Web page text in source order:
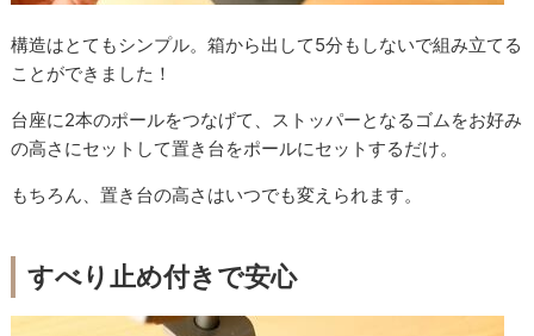
構造はとてもシンプル。箱から出して5分もしないで組み立てる
ことができました！
台座に2本のポールをつなげて、ストッパーとなるゴムをお好み
の高さにセットして置き台をポールにセットするだけ。
もちろん、置き台の高さはいつでも変えられます。
すべり止め付きで安心